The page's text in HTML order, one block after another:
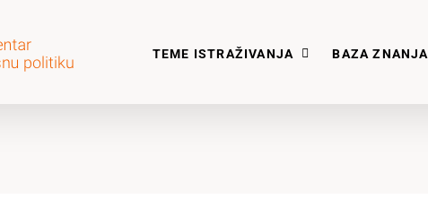
TEME ISTRAŽIVANJA BAZA ZNANJA